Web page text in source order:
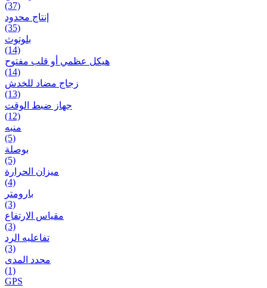
(37)
إنتاج محدود
(35)
بلوتوث
(14)
هيكل عظمي أو قلب مفتوح
(14)
زجاج مضاد للخدش
(13)
جهاز ضبط الوقت
(12)
منبه
(5)
بوصلة
(5)
ميزان الحرارة
(4)
بارومتر
(3)
مقياس الارتفاع
(3)
تفاعلیه الرد
(3)
محدد المدى
(1)
GPS